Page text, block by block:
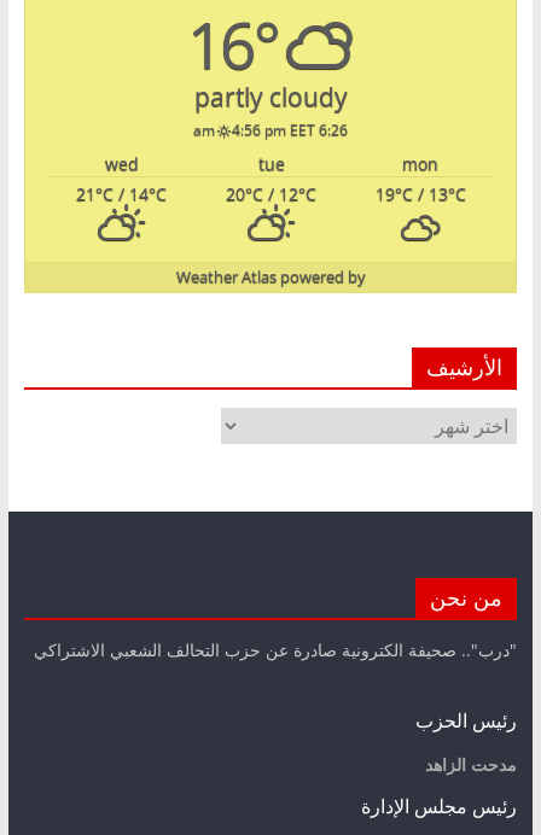
16°
partly cloudy
6:26 am
4:56 pm EET
mon
tue
wed
19°C/ 13°C
20°C / 12°C
21°C / 14°C
powered by
Weather Atlas
الأرشيف
الأرشيف
من نحن
"درب".. صحيفة الكترونية صادرة عن حزب التحالف الشعبي الاشتراكي
رئيس الحزب
مدحت الزاهد
رئيس مجلس الإدارة